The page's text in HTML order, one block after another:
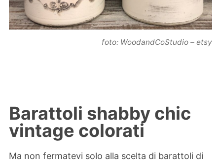
foto: WoodandCoStudio – etsy
Barattoli shabby chic
vintage colorati
Ma non fermatevi solo alla scelta di barattoli di